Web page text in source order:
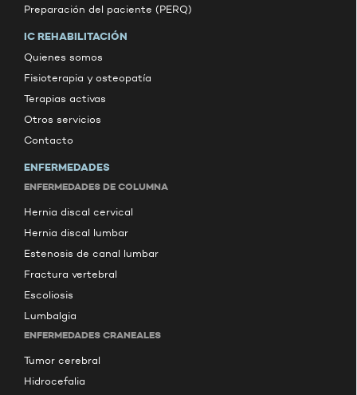
Preparación del paciente (PERQ)
IC REHABILITACIÓN
Quienes somos
Fisioterapia y osteopatía
Terapias activas
Otros servicios
Contacto
ENFERMEDADES
ENFERMEDADES DE COLUMNA
Hernia discal cervical
Hernia discal lumbar
Estenosis de canal lumbar
Fractura vertebral
Escoliosis
Lumbalgia
ENFERMEDADES CRANEALES
Tumor cerebral
Hidrocefalia